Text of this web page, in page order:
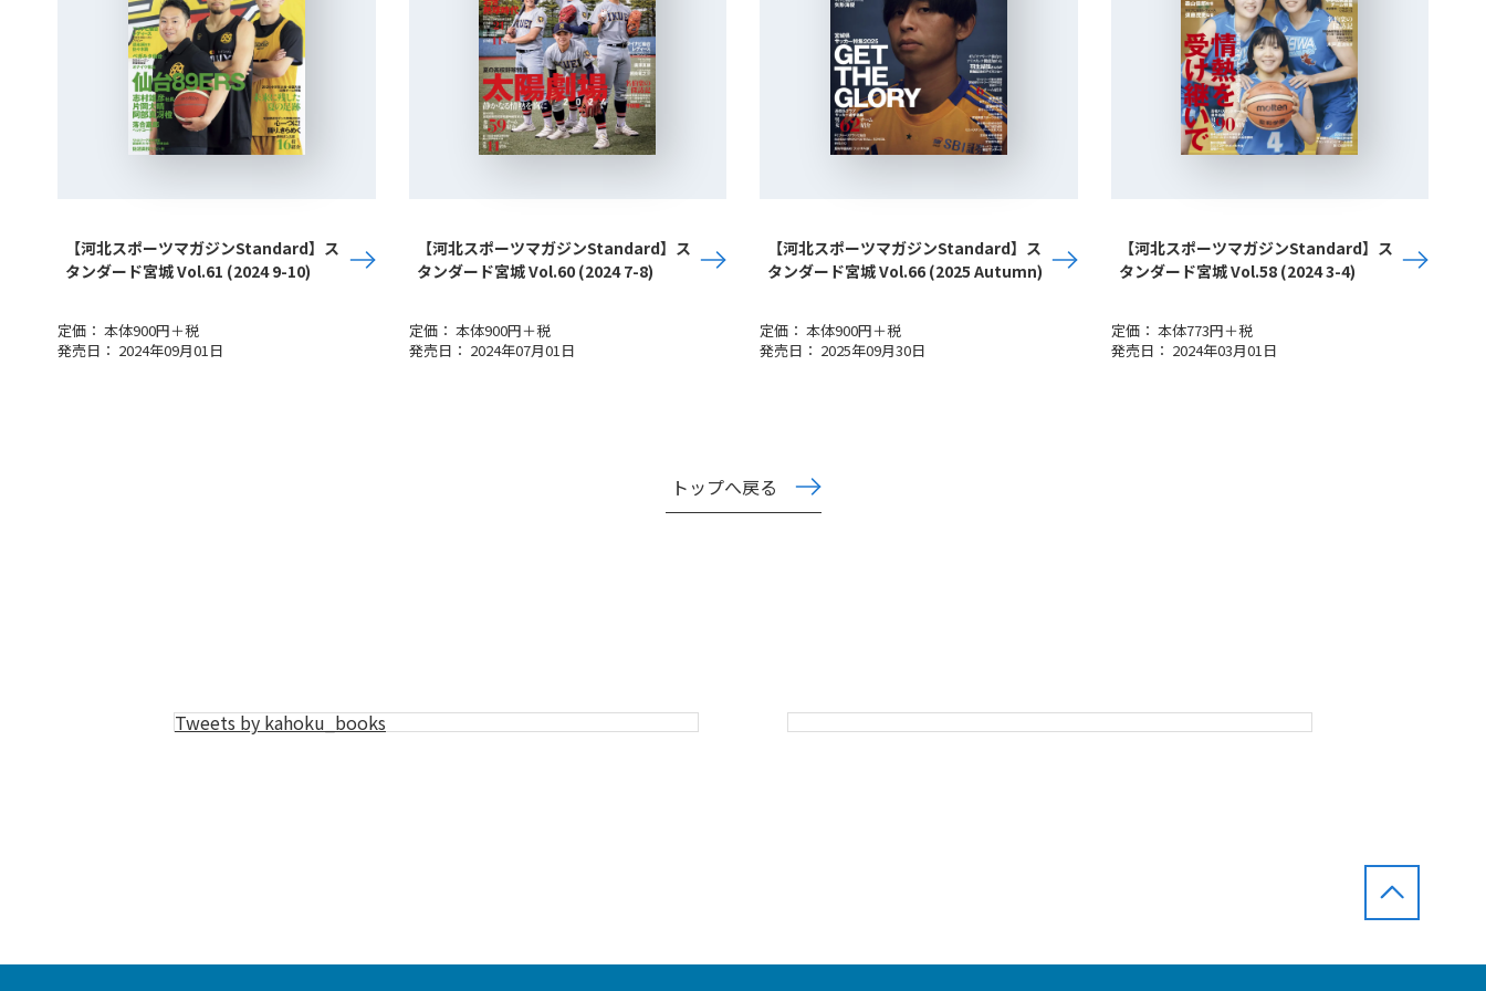
【河北スポーツマガジンStandard】ス
タンダード宮城 Vol.61 (2024 9-10)
定価： 本体900円＋税
発売日： 2024年09月01日
【河北スポーツマガジンStandard】ス
タンダード宮城 Vol.60 (2024 7-8)
定価： 本体900円＋税
発売日： 2024年07月01日
【河北スポーツマガジンStandard】ス
タンダード宮城 Vol.66 (2025 Autumn)
定価： 本体900円＋税
発売日： 2025年09月30日
【河北スポーツマガジンStandard】ス
タンダード宮城 Vol.58 (2024 3-4)
定価： 本体773円＋税
発売日： 2024年03月01日
トップへ戻る
Tweets by kahoku_books